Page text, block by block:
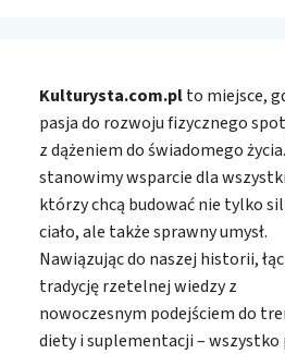
Kulturysta.com.plto miejsce,
pasja do rozwoju fizycznego
z dążeniem do świadomego
stanowimy wsparcie dla
którzy chcą budować nie tylko
ciało, ale także sprawny umysł.
Nawiązując do naszej historii,
tradycję rzetelnej wiedzy z
nowoczesnym podejściem do
diety i suplementacji – wszystko